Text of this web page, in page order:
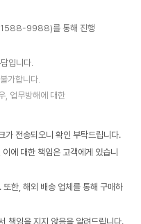
9988)를 통해 진행
입니다.
가합니다.
, 업무방해에 대한
가 전송되오니 확인 부탁드립니다.
에 대한 책임은 고객에게 있습니
한, 해외 배송 업체를 통해 구매하
책임을 지지 않음을 알려드립니다.